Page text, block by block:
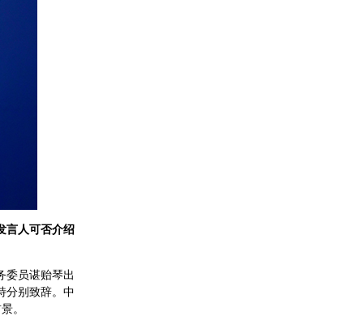
言人可否介绍
委员谌贻琴出
分别致辞。中
。